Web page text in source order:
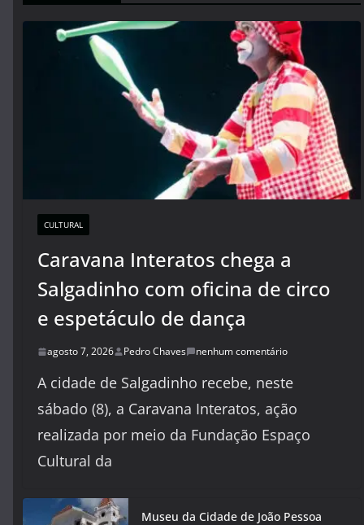
CULTURAL
Caravana Interatos chega a
Salgadinho com oficina de circo
e espetáculo de dança
agosto 7, 2026 Pedro Chaves nenhum comentário
A cidade de Salgadinho recebe, neste
sábado (8), a Caravana Interatos, ação
realizada por meio da Fundação Espaço
Cultural da
Museu da Cidade de João Pessoa